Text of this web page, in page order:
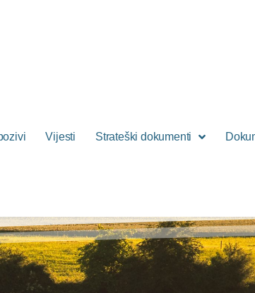
Vijesti Strateški dokumenti